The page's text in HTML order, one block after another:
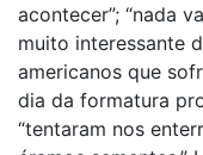
acontecer”; “nada
muito interessante
americanos que
dia da formatura
“tentaram nos